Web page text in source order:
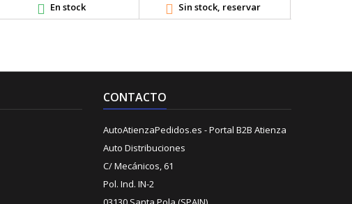
 En stock  Sin stock, reservar
CONTACTO
AutoAtienzaPedidos.es - Portal B2B Atienza
Auto Distribuciones
C/ Mecánicos, 61
Pol. Ind. IN-2